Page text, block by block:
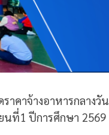
าคาจ้างอาหารกลางวั
นที่1 ปีการศึกษา 2569